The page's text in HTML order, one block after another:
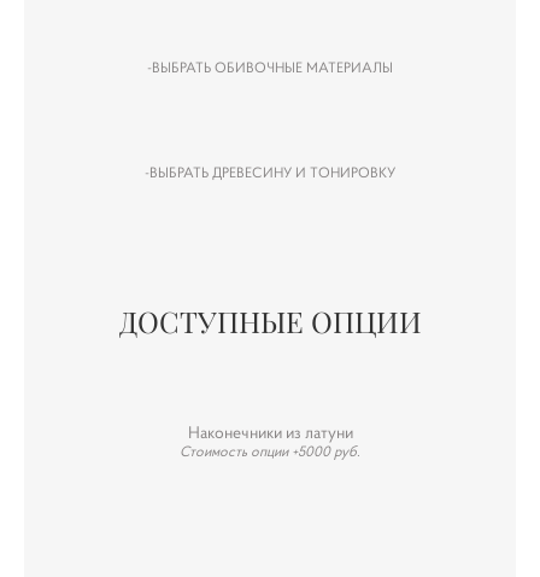
-ВЫБРАТЬ ОБИВОЧНЫЕ МАТЕРИАЛЫ
-ВЫБРАТЬ ДРЕВЕСИНУ И ТОНИРОВКУ
ДОСТУПНЫЕ ОПЦИИ
Наконечники из латуни
Стоимость опции +5000 руб.